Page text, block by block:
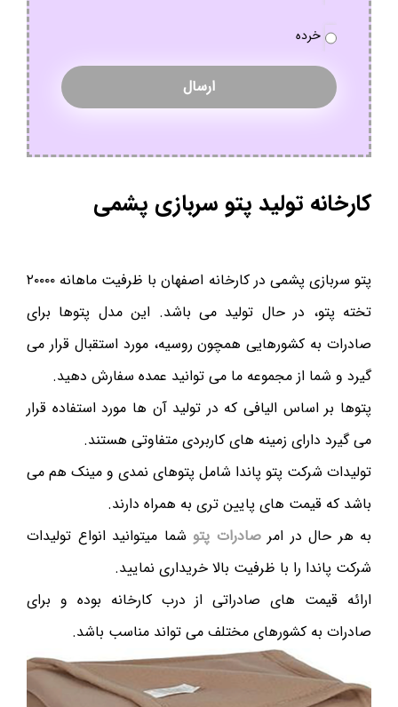
خرده
کارخانه تولید پتو سربازی پشمی
پتو سربازی پشمی در کارخانه اصفهان با ظرفیت ماهانه ۲۰۰۰۰
تخته پتو، در حال تولید می باشد. این مدل پتوها برای
صادرات به کشورهایی همچون روسیه، مورد استقبال قرار می
گیرد و شما از مجموعه ما می توانید عمده سفارش دهید.
پتوها بر اساس الیافی که در تولید آن ها مورد استفاده قرار
می گیرد دارای زمینه های کاربردی متفاوتی هستند.
تولیدات شرکت پتو پاندا شامل پتوهای نمدی و مینک هم می
باشد که قیمت های پایین تری به همراه دارند.
به هر حال در امرصادرات پتو شما میتوانید انواع تولیدات
شرکت پاندا را با ظرفیت بالا خریداری نمایید.
ارائه قیمت های صادراتی از درب کارخانه بوده و برای
صادرات به کشورهای مختلف می تواند مناسب باشد.